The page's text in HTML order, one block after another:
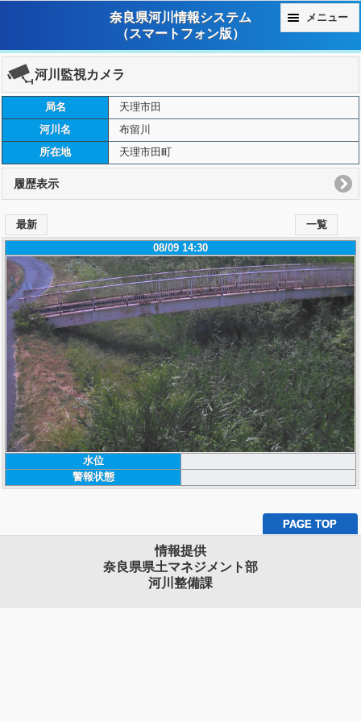
奈良県河川情報システム
（スマートフォン版）
メニュー
河川監視カメラ
局名
天理市田
河川名
布留川
所在地
天理市田町
履歴表示
最新 一覧
08/09 14:30
水位
警報状態
PAGE TOP
情報提供
奈良県県土マネジメント部
河川整備課